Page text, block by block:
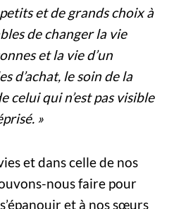
tits et de grands choix à
de changer la vie
et la vie d’un
d’achat, le soin de la
celui qui n’est pas visible
»
et dans celle de nos
nous faire pour
et à nos sœurs